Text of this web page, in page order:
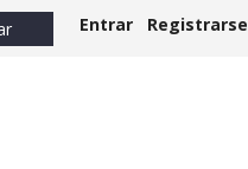
Entrar Registrarse